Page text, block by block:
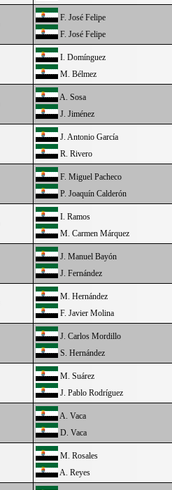
F. José Felipe
F. José Felipe
I. Domínguez
M. Bélmez
A. Sosa
J. Jiménez
J. Antonio García
R. Rivero
F. Miguel Pacheco
P. Joaquín Calderón
I. Ramos
M. Carmen Márquez
J. Manuel Bayón
J. Fernández
M. Hernández
F. Javier Molina
J. Carlos Mordillo
S. Hernández
M. Suárez
J. Pablo Rodríguez
A. Vaca
D. Vaca
M. Rosales
A. Reyes